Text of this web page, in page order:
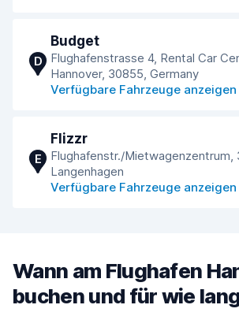
D
Budget
Flughafenstrasse 4, Rental Car
Hannover, 30855, Germany
Verfügbare Fahrzeuge anzeigen
E
Flizzr
Flughafenstr./Mietwagenzentrum,
Langenhagen
Verfügbare Fahrzeuge anzeigen
Wann am Flughafen
buchen und für wie